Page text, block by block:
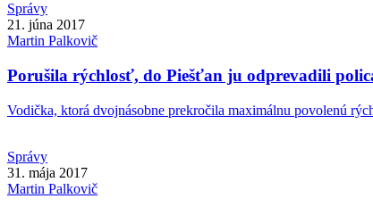
Správy
21. júna 2017
Martin Palkovič
Porušila rýchlosť, do Piešťan ju odprevadili
Vodička, ktorá dvojnásobne prekročila maximálnu povolenú
Správy
31. mája 2017
Martin Palkovič